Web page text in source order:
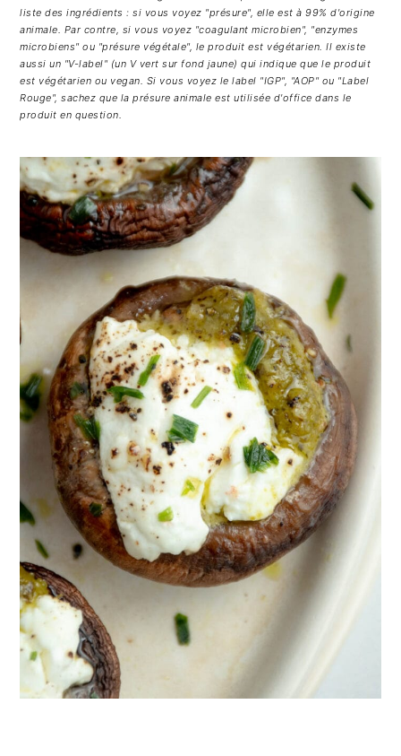
liste des ingrédients : si vous voyez "présure", elle est à 99% d'origine
animale. Par contre, si vous voyez "coagulant microbien", "enzymes
microbiens" ou "présure végétale", le produit est végétarien. Il existe
aussi un "V-label" (un V vert sur fond jaune) qui indique que le produit
est végétarien ou vegan. Si vous voyez le label "IGP", "AOP" ou "Label
Rouge", sachez que la présure animale est utilisée d'office dans le
produit en question.